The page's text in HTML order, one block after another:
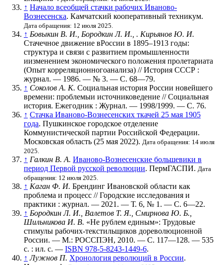
↑ Начало всеобщей стачки рабочих Иваново-
Вознесенска. Камчатский кооперативный техникум.
Дата обращения: 12 июля 2025.
↑ Бовыкин В. И., Бородкин Л. И., . Кирьянов Ю. И.
Стачечное движение вРоссии в 1895–1913 годы:
структура и связи с развитием промышленности
иизменением экономического положения пролетариата
(Опыт корреляционногоанализа) // История СССР :
журнал. — 1986. — № 3. — С. 68—79.
↑ Соколов А. К. Социальная история России новейшего
времени: проблемыи источниковедение // Социальная
история. Ежегодник : Журнал. — 1998/1999. — С. 76.
↑ Стачка Иваново-Вознесенских ткачей 25 мая 1905
года. Пушкинское городское отделение
Коммунистической партии Российской Федерации.
Московская область (25 мая 2022). Дата обращения: 14 июля
2025.
↑ Галкин В. А. Иваново-Вознесенские большевики в
период Первой русской революции. ПермГАСПИ. Дата
обращения: 12 июля 2025.
↑ Каган Ф. И. Брендинг Ивановской области как
проблема и процесс // Городские исследования и
практики : журнал. — 2021. — Т. 6, № 1. — С. 6—22.
↑ Бородкин Л. И., Валетов Т. Я., Смирнова Ю. Б.,
Шильникова И. В. «Не рублем единым»: Трудовые
стимулы рабочих-текстильщиков до­­­революционной
России. — M.: РОССПЭН, 2010. — С. 117—128. — 535
с. : ил. с. — ISBN 978-5-8243-1449-6.
↑ Лужнов П. Хронология революций в России.